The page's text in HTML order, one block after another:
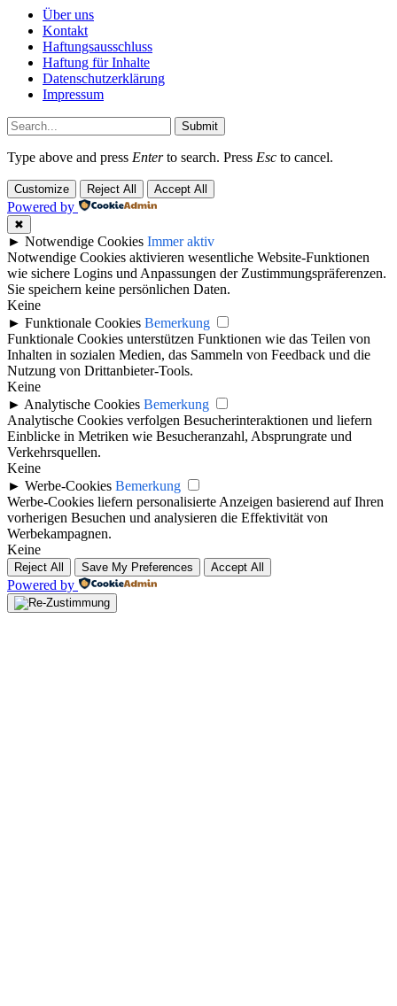
Über uns
Kontakt
Haftungsausschluss
Haftung für Inhalte
Datenschutzerklärung
Impressum
Submit
Type above and press Enterto search. Press Esc to cancel.
Customize Reject All Accept All
Powered by
✖
► Notwendige Cookies Immer aktiv
Notwendige Cookies aktivieren wesentliche Website-Funktionen
wie sichere Logins und Anpassungen der Zustimmungspräferenzen.
Sie speichern keine persönlichen Daten.
Keine
► Funktionale Cookies Bemerkung
Funktionale Cookies unterstützen Funktionen wie das Teilen von
Inhalten in sozialen Medien, das Sammeln von Feedback und die
Nutzung von Drittanbieter-Tools.
Keine
► Analytische Cookies Bemerkung
Analytische Cookies verfolgen Besucherinteraktionen und liefern
Einblicke in Metriken wie Besucheranzahl, Absprungrate und
Verkehrsquellen.
Keine
► Werbe-Cookies Bemerkung
Werbe-Cookies liefern personalisierte Anzeigen basierend auf Ihren
vorherigen Besuchen und analysieren die Effektivität von
Werbekampagnen.
Keine
Reject All Save My Preferences Accept All
Powered by